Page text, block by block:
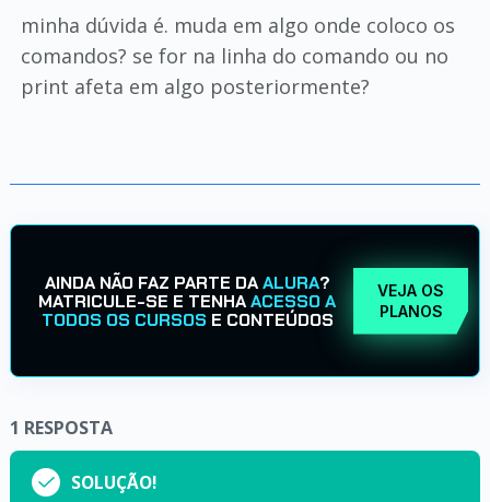
minha dúvida é. muda em algo onde coloco os
comandos? se for na linha do comando ou no
print afeta em algo posteriormente?
AINDA NÃO FAZ PARTE DAALURA?
MATRICULE-SE E TENHAACESSO A
TODOS OS CURSOS E CONTEÚDOS
VEJA OS
PLANOS
1 RESPOSTA
SOLUÇÃO!